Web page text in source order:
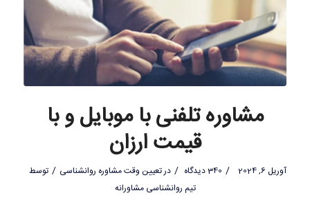
مشاوره تلفنی با موبایل و با
قیمت ارزان
آوریل 6, 2024 / 340 دیدگاه / درتعیین وقت مشاوره روانشناسی / توسط
تیم روانشناسی مشاورانه